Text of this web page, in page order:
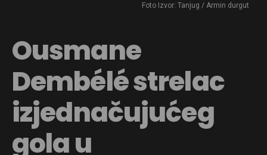
Foto Izvor: Tanjug / Armin durgut
Ousmane
Dembélé strelac
izjednačujućeg
gola u